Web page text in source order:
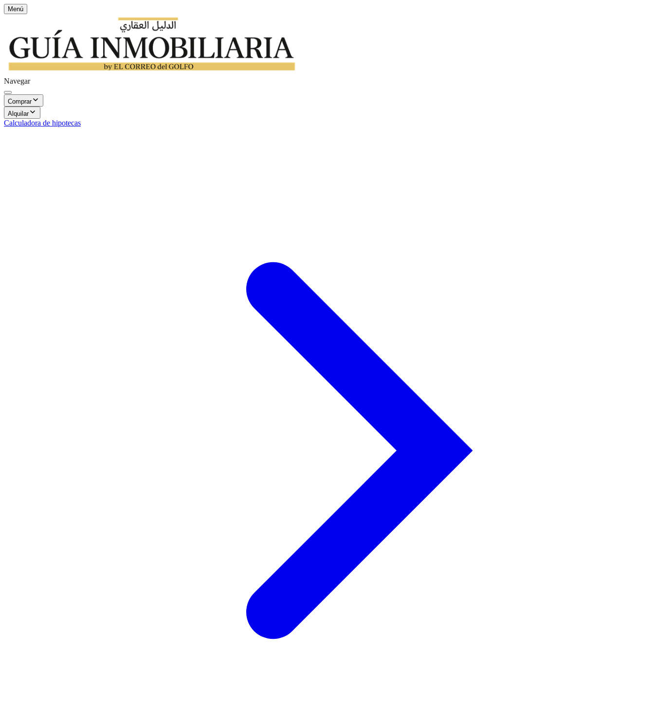
Menú
Navegar
Comprar
Alquilar
Calculadora de hipotecas